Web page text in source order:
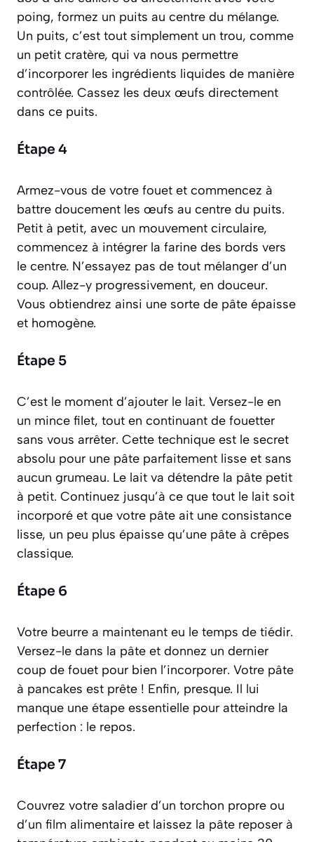
poing, formez un puits au centre du mélange.
Un puits, c’est tout simplement un trou, comme
un petit cratère, qui va nous permettre
d’incorporer les ingrédients liquides de manière
contrôlée. Cassez les deux œufs directement
dans ce puits.
Étape 4
Armez-vous de votre fouet et commencez à
battre doucement les œufs au centre du puits.
Petit à petit, avec un mouvement circulaire,
commencez à intégrer la farine des bords vers
le centre. N’essayez pas de tout mélanger d’un
coup. Allez-y progressivement, en douceur.
Vous obtiendrez ainsi une sorte de pâte épaisse
et homogène.
Étape 5
C’est le moment d’ajouter le lait. Versez-le en
un mince filet, tout en continuant de fouetter
sans vous arrêter. Cette technique est le secret
absolu pour une pâte parfaitement lisse et sans
aucun grumeau. Le lait va détendre la pâte petit
à petit. Continuez jusqu’à ce que tout le lait soit
incorporé et que votre pâte ait une consistance
lisse, un peu plus épaisse qu’une pâte à crêpes
classique.
Étape 6
Votre beurre a maintenant eu le temps de tiédir.
Versez-le dans la pâte et donnez un dernier
coup de fouet pour bien l’incorporer. Votre pâte
à pancakes est prête ! Enfin, presque. Il lui
manque une étape essentielle pour atteindre la
perfection : le repos.
Étape 7
Couvrez votre saladier d’un torchon propre ou
d’un film alimentaire et laissez la pâte reposer à